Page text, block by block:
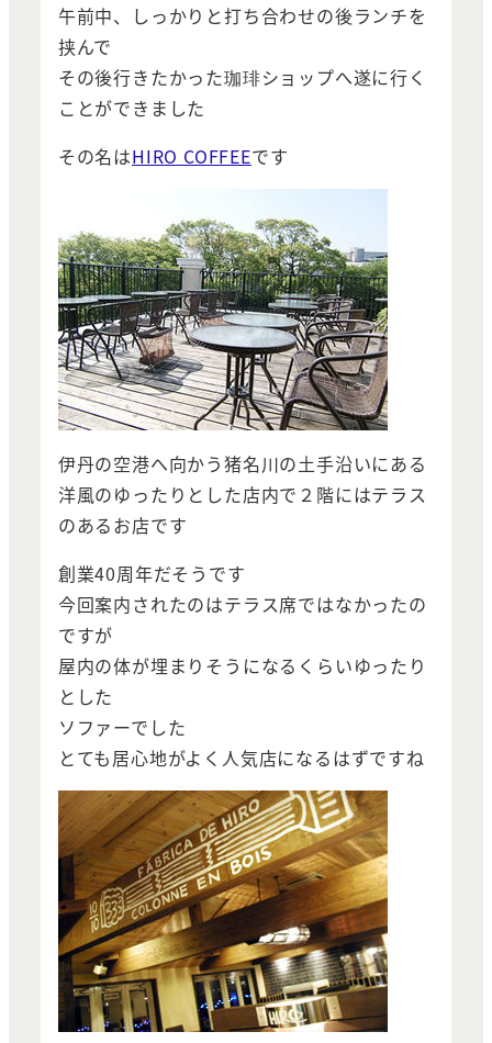
午前中、しっかりと打ち合わせの後ランチを
挟んで
その後行きたかった珈琲ショップへ遂に行く
ことができました
その名はHIRO COFFEEです
伊丹の空港へ向かう猪名川の土手沿いにある
洋風のゆったりとした店内で２階にはテラス
のあるお店です
創業40周年だそうです
今回案内されたのはテラス席ではなかったの
ですが
屋内の体が埋まりそうになるくらいゆったり
とした
ソファーでした
とても居心地がよく人気店になるはずですね